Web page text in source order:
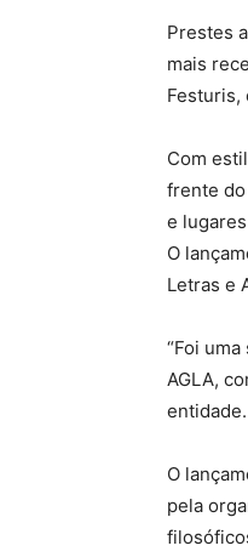
Prestes
mais
Festuris,
Com
frente
e
O
Letras e
“Foi
AGLA,
O
pela